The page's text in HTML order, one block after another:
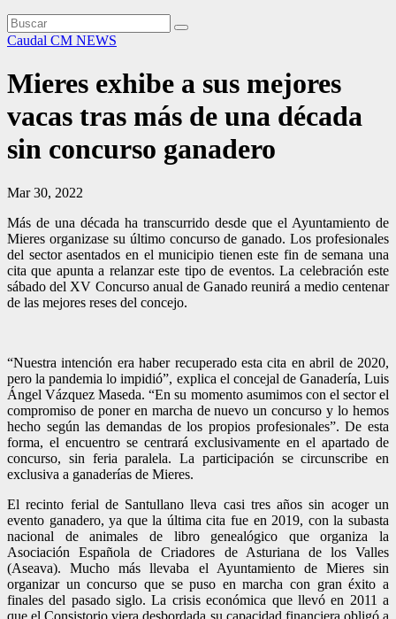
Caudal CM NEWS
Mieres exhibe a sus mejores
vacas tras más de una década
sin concurso ganadero
Mar 30, 2022
Más de una década ha transcurrido desde que el Ayuntamiento de
Mieres organizase su último concurso de ganado. Los profesionales
del sector asentados en el municipio tienen este fin de semana una
cita que apunta a relanzar este tipo de eventos. La celebración este
sábado del XV Concurso anual de Ganado reunirá a medio centenar
de las mejores reses del concejo.
“Nuestra intención era haber recuperado esta cita en abril de 2020,
pero la pandemia lo impidió”, explica el concejal de Ganadería, Luis
Ángel Vázquez Maseda. “En su momento asumimos con el sector el
compromiso de poner en marcha de nuevo un concurso y lo hemos
hecho según las demandas de los propios profesionales”. De esta
forma, el encuentro se centrará exclusivamente en el apartado de
concurso, sin feria paralela. La participación se circunscribe en
exclusiva a ganaderías de Mieres.
El recinto ferial de Santullano lleva casi tres años sin acoger un
evento ganadero, ya que la última cita fue en 2019, con la subasta
nacional de animales de libro genealógico que organiza la
Asociación Española de Criadores de Asturiana de los Valles
(Aseava). Mucho más llevaba el Ayuntamiento de Mieres sin
organizar un concurso que se puso en marcha con gran éxito a
finales del pasado siglo. La crisis económica que llevó en 2011 a
que el Consistorio viera desbordada su capacidad financiera obligó a